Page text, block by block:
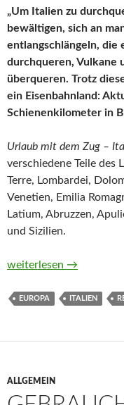
„Um Italien zu
bewältigen, sich an
entlangschlängeln, die
durchqueren, Vulkane
überqueren. Trotz
ein Eisenbahnland:
Schienenkilometer in
Urlaub mit dem Zug –
verschiedene Teile des
Terre, Lombardei,
Venetien, Emilia
Latium, Abruzzen,
und Sizilien.
Urlaub mit dem Zug –
weiterlesen →
EUROPA ITALIEN
ALLGEMEIN